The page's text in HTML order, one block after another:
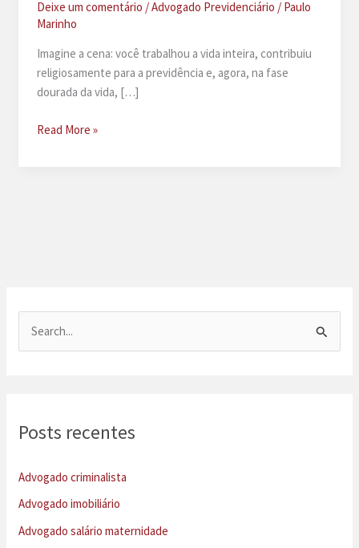
Deixe um comentário /Advogado Previdenciário / Paulo
Marinho
Imagine a cena: você trabalhou a vida inteira, contribuiu
religiosamente para a previdência e, agora, na fase
dourada da vida, […]
Quando
Read More »
i
p
Posts recentes
Advogado criminalista
Advogado imobiliário
Advogado salário maternidade